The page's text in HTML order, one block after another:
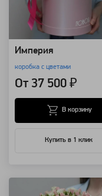
Империя
коробка с цветами
От 37 500 ₽
Купить в 1 клик
В корзину